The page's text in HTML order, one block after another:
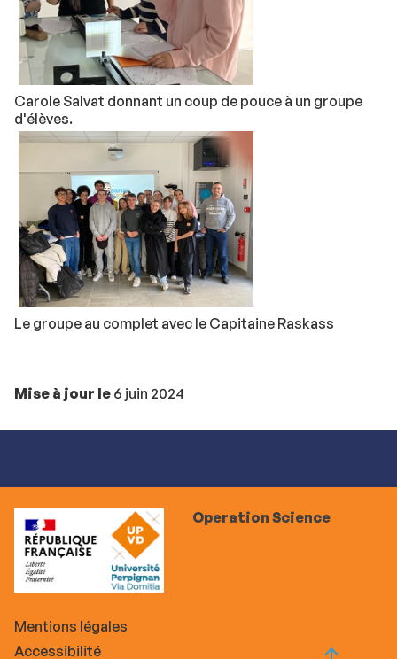
Carole Salvat donnant un coup de pouce à un groupe
d'élèves.
Le groupe au complet avec le Capitaine Raskass
Mise à jour le 6 juin 2024
Operation Science
Mentions légales
Accessibilité